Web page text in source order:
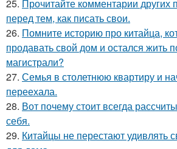
25. Прочитайте комментарии других
перед тем, как писать свои.
26. Помните историю про китайца,
продавать свой дом и остался жить
магистрали?
27. Семья в столетнюю квартиру и
переехала.
28. Вот почему стоит всегда
себя.
29. Китайцы не перестают удивлять